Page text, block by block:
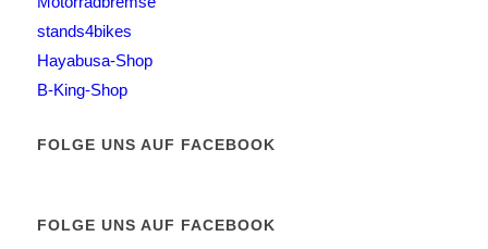
stands4bikes
Hayabusa-Shop
B-King-Shop
FOLGE UNS AUF FACEBOOK
FOLGE UNS AUF FACEBOOK